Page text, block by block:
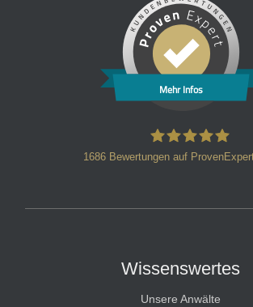
Mehr Infos
1686 Bewertungen auf
Wissenswertes
Unsere Anwälte